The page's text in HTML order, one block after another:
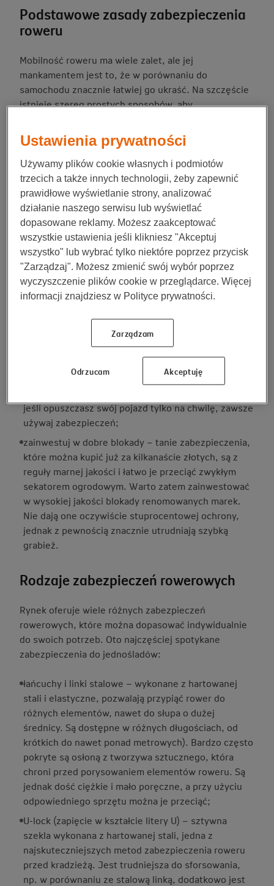
Podstawowe zasady zabezpieczenia
roweru
Mobilność roweru ma wiele zalet, ale jej
mankamentem jest to, że w porównaniu do
samochodu znacznie łatwiej go ukraść. Na szczęście
istnieje szereg prostych sposobów, aby
zastosować się do kilku podstawowych zasad, takich
jak:
podwójne zabezpieczenie – aby lepiej zabezpieczyć
rower przed kradzieżą, zawsze używaj co najmniej
dwóch różnych blokad. Jedną załóż np. na koło, a
drugą przymocuj jednoślad do stałego elementu
infrastruktury, np. do stojaka rowerowego, słupa;
wybór miejsca – zawsze zwracaj uwagę na miejsce,
w którym zostawiasz swój sprzęt. Jeśli jest to
możliwe, wybieraj punkty dobrze oświetlone,
widoczne, najlepiej w zasięgu monitoringu. Nie
elementów, np. cienkiej siatki ogrodzeniowej, którą
bardzo łatwo przeciąć;
często wykorzystują moment nieuwagi właściciela –
jeśli opuszczasz swój pojazd tylko na chwilę, zawsze
używaj zabezpieczeń;
zainwestuj w dobre blokady – tanie zabezpieczenia,
które można kupić już za kilkanaście złotych, są z
reguły marnej jakości i łatwo je przeciąć zwykłym
sekatorem ogrodowym. Warto zatem zainwestować
w wysokiej jakości blokady renomowanych marek.
Nie dają one oczywiście stuprocentowej ochrony,
jednak z pewnością znacznie utrudniają szybką
grabież.
Rodzaje zabezpieczeń rowerowych
Rynek oferuje wiele różnych zabezpieczeń
rowerowych, które można dopasować indywidualnie
do swoich potrzeb. Oto najczęściej spotykane
zabezpieczenia do jednośladów:
łańcuchy i linki stalowe – wykonane z hartowanej
stali i elastyczne, pozwalają przypiąć rower do
różnych elementów, nawet do słupa o dużej
średnicy. Są dostępne w różnych długościach, od
krótkich do nawet ponad metrowych). Bardzo często
pokryte są osłoną z tworzywa sztucznego, która
chroni przed porysowaniem elementów roweru. Są
jednak dość ciężkie i mało poręczne, a przy użyciu
odpowiedniego sprzętu można je przeciąć;
U-lock (zapięcie w kształcie litery U) – sztywna
szekla wykonana z hartowanej stali, jedna z
najskuteczniejszych metod zabezpieczenia roweru
przed kradzieżą. Jest trudniejsza do sforsowania,
np. w porównaniu ze stalową linką, dodatkowo jest
Ustawienia prywatności
Używamy plików cookie własnych i podmiotów
trzecich a także innych technologii, żeby zapewnić
prawidłowe wyświetlanie strony, analizować
działanie naszego serwisu lub wyświetlać
dopasowane reklamy. Możesz zaakceptować
wszystkie ustawienia jeśli klikniesz "Akceptuj
wszystko" lub wybrać tylko niektóre poprzez przycisk
"Zarządzaj". Możesz zmienić swój wybór poprzez
wyczyszczenie plików cookie w przeglądarce. Więcej
informacji znajdziesz w Polityce prywatności.
Zarządzam
Odrzucam Akceptuję